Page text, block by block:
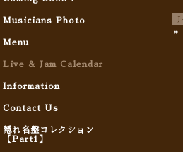
”
Musicians Photo
Menu
Live & Jam Calendar
Information
Contact Us
隠れ名盤コレクション
【Part1】